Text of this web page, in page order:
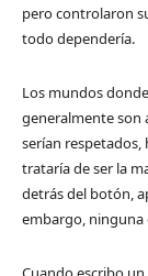
pero controlaron
todo dependería.
Los mundos
generalmente son
serían respetados,
trataría de ser la
detrás del botón,
embargo, ninguna